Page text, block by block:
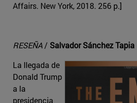
Affairs. New York, 2018. 256 p.]
RESEÑA / Salvador Sánchez Tapia
La llegada de
Donald Trump
a la
presidencia